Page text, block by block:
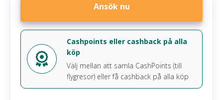
Ansök nu
Cashpoints eller cashback på alla
köp
Välj mellan att samla CashPoints (till
flygresor) eller få cashback på alla köp